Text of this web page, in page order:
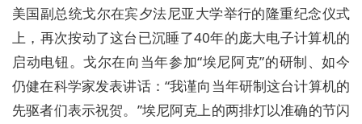
美国副总统戈尔在宾夕法尼亚大学举行的隆重纪念仪式
上，再次按动了这台已沉睡了40年的庞大电子计算机的
启动电钮。戈尔在向当年参加“埃尼阿克”的研制、如今
仍健在科学家发表讲话：“我谨向当年研制这台计算机的
先驱者们表示祝贺。”埃尼阿克上的两排灯以准确的节闪